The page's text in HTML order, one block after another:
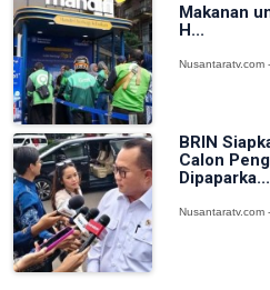
Makanan
H...
Nusantaratv.com
BRIN
Calon
Dipaparka...
Nusantaratv.com